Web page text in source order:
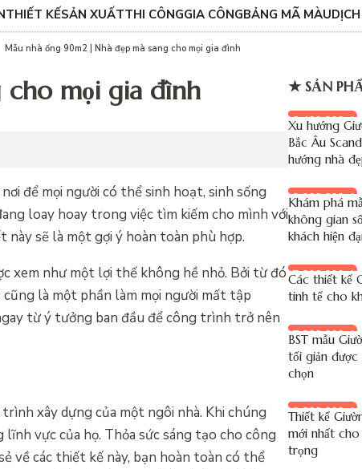
THIẾT KẾSẢN XUẤTTHI CÔNGGIA CÔNGBẢNG MÃ MÀU
Mẫu nhà ống 90m2 | Nhà đẹp mà sang cho mọi gia đình
mọi gia đình
để mọi người có thể sinh hoạt, sinh sống
loay hoay trong việc tìm kiếm cho mình với
sẽ là một gợi ý hoàn toàn phù hợp.
xem như một lợi thế không hề nhỏ. Bởi từ đó
là một phần làm mọi người mất tập
từ ý tưởng ban đầu để công trình trở nên
xây dựng của một ngôi nhà. Khi chúng
vực của họ. Thỏa sức sáng tạo cho công
về các thiết kế này, bạn hoàn toàn có thể
★ SẢN
8.400.000 đ
Xu hướng
Bắc Âu
hướng nhà
9.900.000 đ
Khám phá
không gian
khách hiện
7.000.000 đ
Các thiết kế
tinh tế cho
7.900.000 đ
BST mẫu
tối giản được
chọn
8.900.000 đ
Thiết kế
mới nhất
trọng